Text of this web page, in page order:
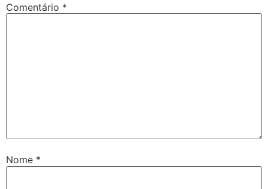
Comentário *
Nome *